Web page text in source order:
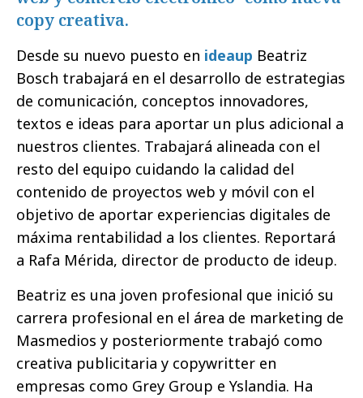
copy creativa.
Desde su nuevo puesto en ideaup Beatriz
Bosch trabajará en el desarrollo de estrategias
de comunicación, conceptos innovadores,
textos e ideas para aportar un plus adicional a
nuestros clientes. Trabajará alineada con el
resto del equipo cuidando la calidad del
contenido de proyectos web y móvil con el
objetivo de aportar experiencias digitales de
máxima rentabilidad a los clientes. Reportará
a Rafa Mérida, director de producto de ideup.
Beatriz es una joven profesional que inició su
carrera profesional en el área de marketing de
Masmedios y posteriormente trabajó como
creativa publicitaria y copywritter en
empresas como Grey Group e Yslandia. Ha